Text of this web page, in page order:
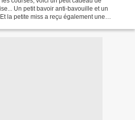
Un petit bavoir anti-bavouille et un
la petite miss a reçu également une